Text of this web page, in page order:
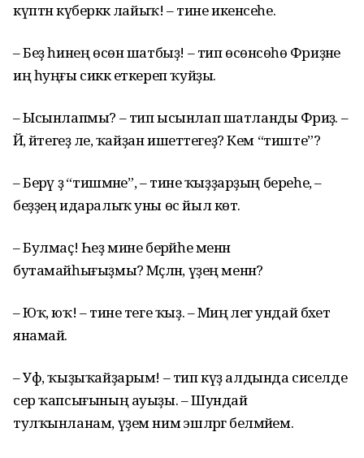
күптән күберәккә лайыҡ! – тине икенсеһе.
– Беҙ һинең өсөн шатбыҙ! – тип өсөнсөһө Фәриҙәне
иң һуңғы сиккә еткереп ҡуйҙы.
– Ысынлапмы? – тип ысынлап шатланды Фәриҙә. –
Йә, әйтегеҙ әле, ҡайҙан ишеттегеҙ? Кем “тиште”?
– Берәү ҙә “тишмәне”, – тине ҡыҙҙарҙың береһе, –
беҙҙең идаралыҡ уны өс йыл көтә.
– Булмаҫ! Һеҙ мине берәйһе менән
бутамайһығыҙмы? Мәҫәлән, үҙең менән?
– Юҡ, юҡ! – тине теге ҡыҙ. – Миңә әлегә ундай бәхет
янамай.
– Уф, ҡыҙыҡайҙарым! – тип күҙ алдында сиселде
сер ҡапсығының ауыҙы. – Шундай
тулҡынланам, үҙем нимә эшләргә белмәйем.